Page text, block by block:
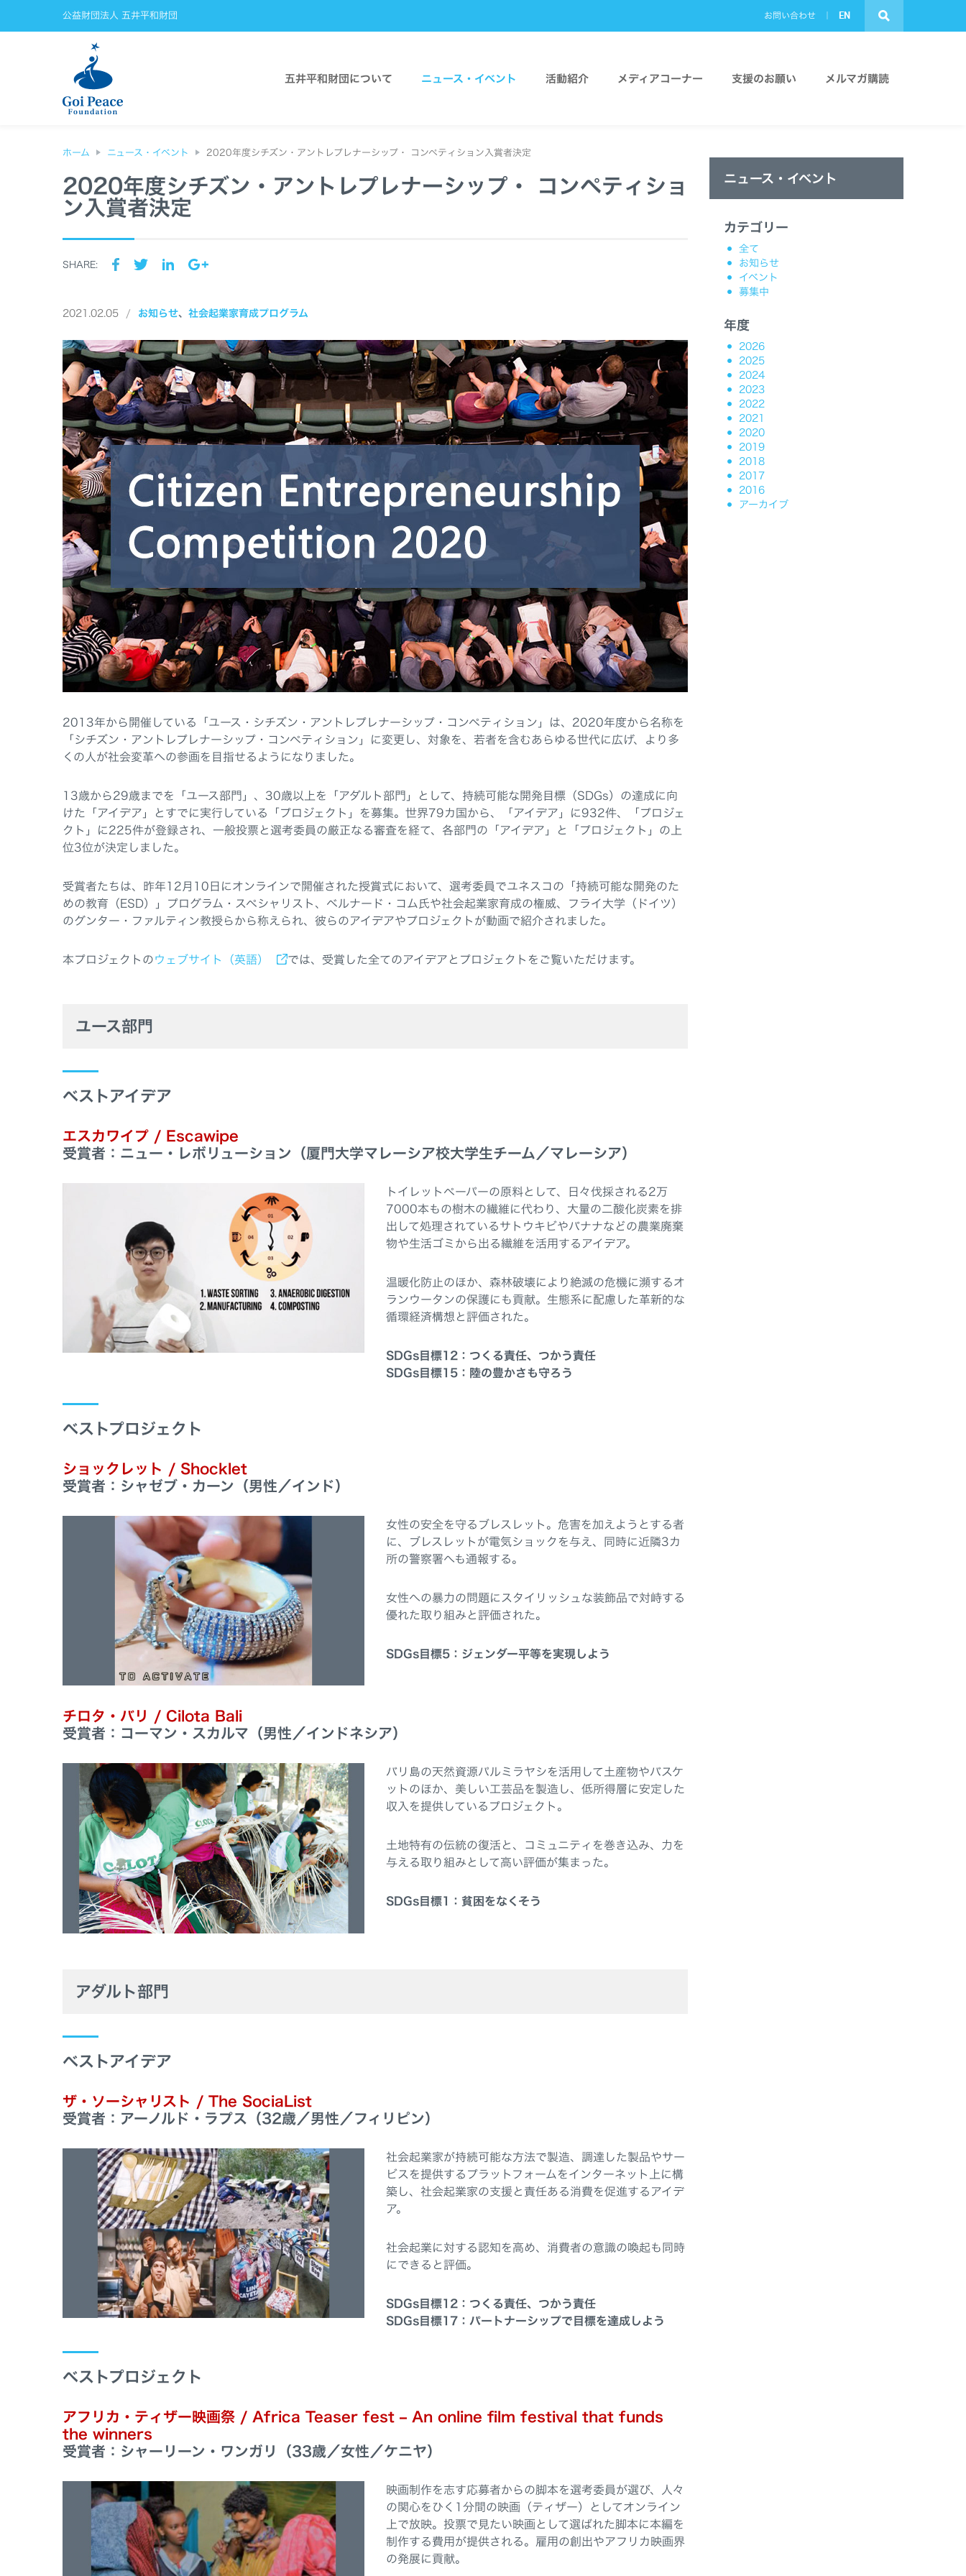
公益財団法人 五井平和財団 お問い合わせ EN
五井平和財団について ニュース・イベント 活動紹介 メディアコーナー 支援のお願い メルマガ購読
ホーム ニュース・イベント 2020年度シチズン・アントレプレナーシップ・ コンペティション入賞者決定
2020年度シチズン・アントレプレナーシップ・ コンペティショ
ン入賞者決定
SHARE:
2021.02.05 お知らせ 社会起業家育成プログラム
2013年から開催している「ユース・シチズン・アントレプレナーシップ・コンペティション」は、2020年度から名称を
「シチズン・アントレプレナーシップ・コンペティション」に変更し、対象を、若者を含むあらゆる世代に広げ、より多
くの人が社会変革への参画を目指せるようになりました。
13歳から29歳までを「ユース部門」、30歳以上を「アダルト部門」として、持続可能な開発目標（SDGs）の達成に向
けた「アイデア」とすでに実行している「プロジェクト」を募集。世界79カ国から、「アイデア」に932件、「プロジェ
クト」に225件が登録され、一般投票と選考委員の厳正なる審査を経て、各部門の「アイデア」と「プロジェクト」の上
位3位が決定しました。
受賞者たちは、昨年12月10日にオンラインで開催された授賞式において、選考委員でユネスコの「持続可能な開発のた
めの教育（ESD）」プログラム・スペシャリスト、ベルナード・コム氏や社会起業家育成の権威、フライ大学（ドイツ）
のグンター・ファルティン教授らから称えられ、彼らのアイデアやプロジェクトが動画で紹介されました。
本プロジェクトのウェブサイト（英語） では、受賞した全てのアイデアとプロジェクトをご覧いただけます。
ユース部門
ベストアイデア
エスカワイプ / Escawipe
受賞者：ニュー・レボリューション（厦門大学マレーシア校大学生チーム／マレーシア）
トイレットペーパーの原料として、日々伐採される2万
7000本もの樹木の繊維に代わり、大量の二酸化炭素を排
出して処理されているサトウキビやバナナなどの農業廃棄
物や生活ゴミから出る繊維を活用するアイデア。
温暖化防止のほか、森林破壊により絶滅の危機に瀕するオ
ランウータンの保護にも貢献。生態系に配慮した革新的な
循環経済構想と評価された。
SDGs目標12：つくる責任、つかう責任
SDGs目標15：陸の豊かさも守ろう
ベストプロジェクト
ショックレット / Shocklet
受賞者：シャゼブ・カーン（男性／インド）
女性の安全を守るブレスレット。危害を加えようとする者
に、ブレスレットが電気ショックを与え、同時に近隣3カ
所の警察署へも通報する。
女性への暴力の問題にスタイリッシュな装飾品で対峙する
優れた取り組みと評価された。
SDGs目標5：ジェンダー平等を実現しよう
チロタ・バリ / Cilota Bali
受賞者：コーマン・スカルマ（男性／インドネシア）
バリ島の天然資源パルミラヤシを活用して土産物やバスケ
ットのほか、美しい工芸品を製造し、低所得層に安定した
収入を提供しているプロジェクト。
土地特有の伝統の復活と、コミュニティを巻き込み、力を
与える取り組みとして高い評価が集まった。
SDGs目標1：貧困をなくそう
アダルト部門
ベストアイデア
ザ・ソーシャリスト / The SociaList
受賞者：アーノルド・ラプス（32歳／男性／フィリピン）
社会起業家が持続可能な方法で製造、調達した製品やサー
ビスを提供するプラットフォームをインターネット上に構
築し、社会起業家の支援と責任ある消費を促進するアイデ
ア。
社会起業に対する認知を高め、消費者の意識の喚起も同時
にできると評価。
SDGs目標12：つくる責任、つかう責任
SDGs目標17：パートナーシップで目標を達成しよう
ベストプロジェクト
アフリカ・ティザー映画祭 / Africa Teaser fest – An online film festival that funds
the winners
受賞者：シャーリーン・ワンガリ（33歳／女性／ケニヤ）
映画制作を志す応募者からの脚本を選考委員が選び、人々
の関心をひく1分間の映画（ティザー）としてオンライン
上で放映。投票で見たい映画として選ばれた脚本に本編を
制作する費用が提供される。雇用の創出やアフリカ映画界
の発展に貢献。
ニュース・イベント
カテゴリー
全て
お知らせ
イベント
募集中
年度
2026
2025
2024
2023
2022
2021
2020
2019
2018
2017
2016
アーカイブ